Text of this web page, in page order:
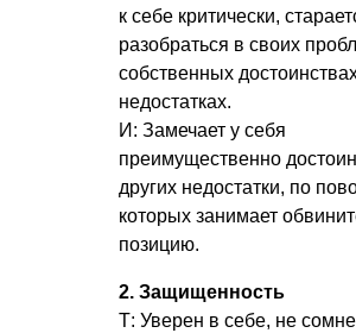
к себе критически,
разобраться в своих
собственных
недостатках.
И: Замечает у себя
преимущественно
других недостатки, по
которых занимает
позицию.
2. Защищенность
Т: Уверен в себе, не